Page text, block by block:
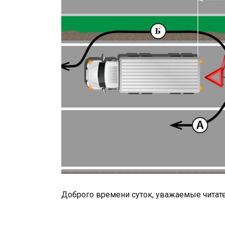
Доброго времени суток, уважаемые